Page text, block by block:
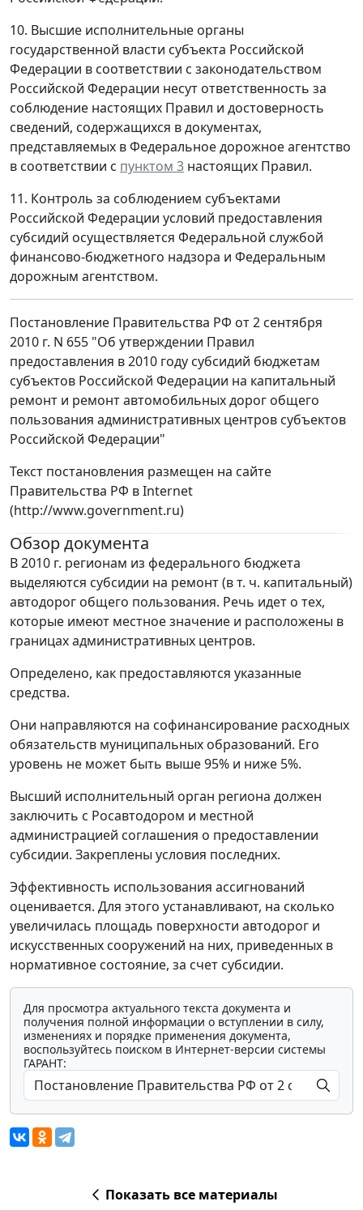
10. Высшие исполнительные органы
государственной власти субъекта Российской
Федерации в соответствии с законодательством
Российской Федерации несут ответственность за
соблюдение настоящих Правил и достоверность
сведений, содержащихся в документах,
представляемых в Федеральное дорожное агентство
в соответствии с пунктом 3 настоящих Правил.
11. Контроль за соблюдением субъектами
Российской Федерации условий предоставления
субсидий осуществляется Федеральной службой
финансово-бюджетного надзора и Федеральным
дорожным агентством.
Постановление Правительства РФ от 2 сентября
2010 г. N 655 "Об утверждении Правил
предоставления в 2010 году субсидий бюджетам
субъектов Российской Федерации на капитальный
ремонт и ремонт автомобильных дорог общего
пользования административных центров субъектов
Российской Федерации"
Текст постановления размещен на сайте
Правительства РФ в Internet
(http://www.government.ru)
Обзор документа
В 2010 г. регионам из федерального бюджета
выделяются субсидии на ремонт (в т. ч. капитальный)
автодорог общего пользования. Речь идет о тех,
которые имеют местное значение и расположены в
границах административных центров.
Определено, как предоставляются указанные
средства.
Они направляются на софинансирование расходных
обязательств муниципальных образований. Его
уровень не может быть выше 95% и ниже 5%.
Высший исполнительный орган региона должен
заключить с Росавтодором и местной
администрацией соглашения о предоставлении
субсидии. Закреплены условия последних.
Эффективность использования ассигнований
оценивается. Для этого устанавливают, на сколько
увеличилась площадь поверхности автодорог и
искусственных сооружений на них, приведенных в
нормативное состояние, за счет субсидии.
Для просмотра актуального текста документа и
получения полной информации о вступлении в силу,
изменениях и порядке применения документа,
воспользуйтесь поиском в Интернет-версии системы
ГАРАНТ:
Показать все материалы